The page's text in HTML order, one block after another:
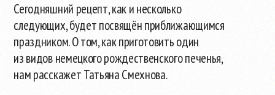
Сегодняшний рецепт, как и несколько
следующих, будет посвящён приближающимся
праздником. О том, как приготовить один
из видов немецкого рождественского печенья,
нам расскажет Татьяна Смехнова.